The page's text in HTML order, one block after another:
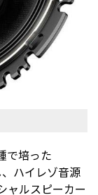
で培った
ハイレゾ音源
ャルスピーカー